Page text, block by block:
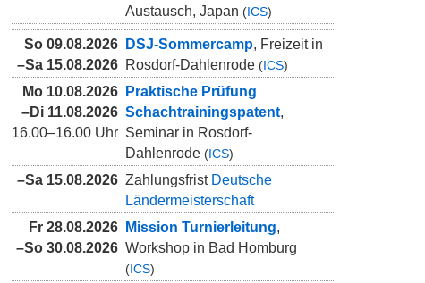
01.08.2026| TOP Meldung, BFD/FSJ, Startseite
Bundesfreiwilligendienst bei der DSJ: Jetzt bewerben!
Austausch, Japan (ICS)
So 09.08.2026
–Sa 15.08.2026
DSJ-Sommercamp, Freizeit in
Rosdorf-Dahlenrode (ICS)
Mo 10.08.2026
–Di 11.08.2026
16.00–16.00 Uhr
Praktische Prüfung
Schachtrainingspatent,
Seminar in Rosdorf-
Dahlenrode (ICS)
–Sa 15.08.2026 Zahlungsfrist Deutsche
Ländermeisterschaft
Fr 28.08.2026
–So 30.08.2026
Mission Turnierleitung,
Workshop in Bad Homburg
(ICS)